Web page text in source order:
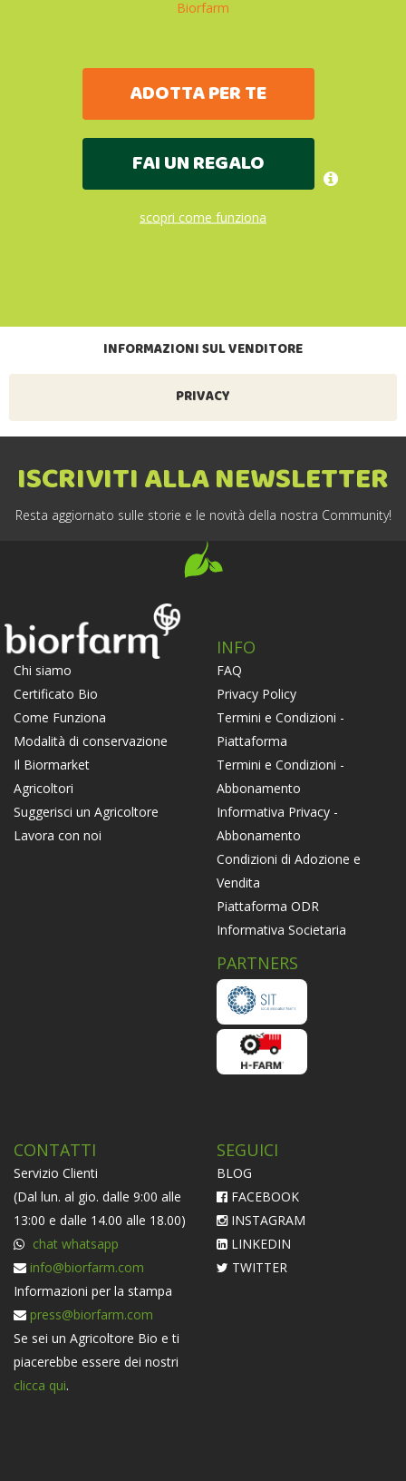
Biorfarm
ADOTTA PER TE
FAI UN REGALO
scopri come funziona
INFORMAZIONI SUL VENDITORE
PRIVACY
ISCRIVITI ALLA NEWSLETTER
Resta aggiornato sulle storie e le novità della nostra Community!
Chi siamo
Certificato Bio
Come Funziona
Modalità di conservazione
Il Biormarket
Agricoltori
Suggerisci un Agricoltore
Lavora con noi
INFO
FAQ
Privacy Policy
Termini e Condizioni -
Piattaforma
Termini e Condizioni -
Abbonamento
Informativa Privacy -
Abbonamento
Condizioni di Adozione e
Vendita
Piattaforma ODR
Informativa Societaria
PARTNERS
CONTATTI
Servizio Clienti
(Dal lun. al gio. dalle 9:00 alle
13:00 e dalle 14.00 alle 18.00)
chat whatsapp
info@biorfarm.com
Informazioni per la stampa
press@biorfarm.com
Se sei un Agricoltore Bio e ti
piacerebbe essere dei nostri
clicca qui.
SEGUICI
BLOG
FACEBOOK
INSTAGRAM
LINKEDIN
TWITTER